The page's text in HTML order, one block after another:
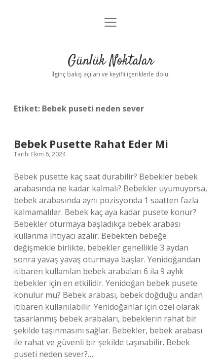
Anasayfa
Yasal Uyarı
menüyü
Günlük Noktalar
İlginç bakış açıları ve keyifli içeriklerle dolu.
Etiket: Bebek puseti neden sever
Bebek Pusette Rahat Eder Mi
Tarih: Ekim 6, 2024
Bebek pusette kaç saat durabilir? Bebekler bebek
arabasında ne kadar kalmalı? Bebekler uyumuyorsa,
bebek arabasında aynı pozisyonda 1 saatten fazla
kalmamalılar. Bebek kaç aya kadar pusete konur?
Bebekler oturmaya başladıkça bebek arabası
kullanma ihtiyacı azalır. Bebekten bebeğe
değişmekle birlikte, bebekler genellikle 3 aydan
sonra yavaş yavaş oturmaya başlar. Yenidoğandan
itibaren kullanılan bebek arabaları 6 ila 9 aylık
bebekler için en etkilidir. Yenidoğan bebek pusete
konulur mu? Bebek arabası, bebek doğduğu andan
itibaren kullanılabilir. Yenidoğanlar için özel olarak
tasarlanmış bebek arabaları, bebeklerin rahat bir
şekilde taşınmasını sağlar. Bebekler, bebek arabası
ile rahat ve güvenli bir şekilde taşınabilir. Bebek
puseti neden sever?…